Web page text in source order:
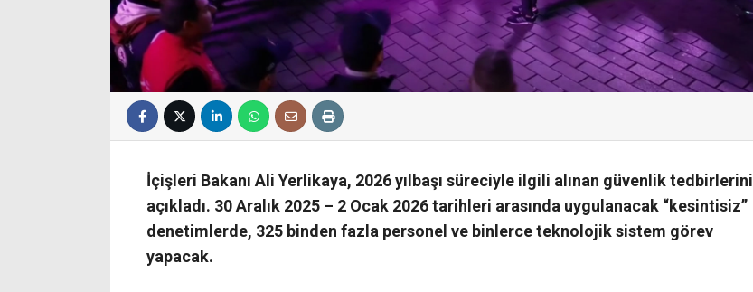
İçişleri Bakanı Ali Yerlikaya, 2026 yılbaşı süreciyle ilgili alınan güvenlik tedbirlerini
açıkladı. 30 Aralık 2025 – 2 Ocak 2026 tarihleri arasında uygulanacak “kesintisiz”
denetimlerde, 325 binden fazla personel ve binlerce teknolojik sistem görev
yapacak.